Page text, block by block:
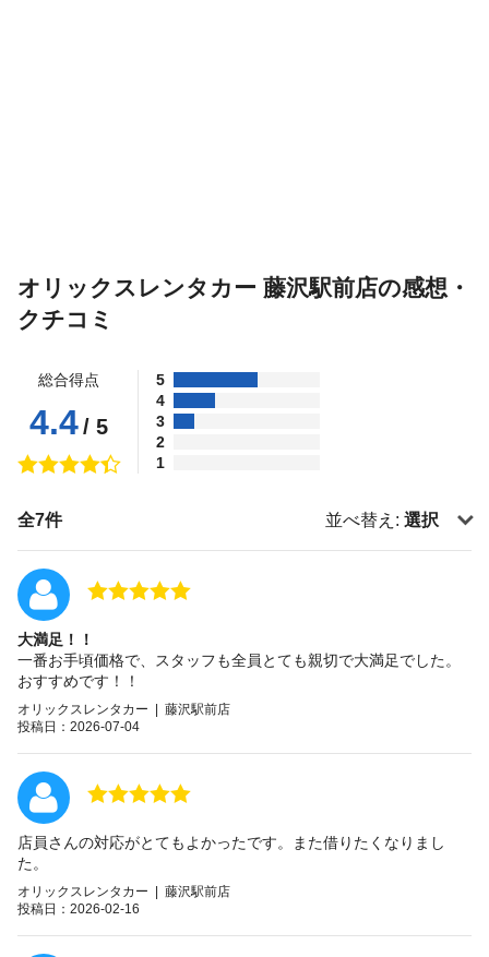
オリックスレンタカー 藤沢駅前店の感想・
クチコミ
総合得点
4.4/ 5
5
4
3
2
1
全7件 並べ替え: 選択
大満足！！
一番お手頃価格で、スタッフも全員とても親切で大満足でした。
おすすめです！！
オリックスレンタカー | 藤沢駅前店
投稿日：2026-07-04
店員さんの対応がとてもよかったです。また借りたくなりまし
た。
オリックスレンタカー | 藤沢駅前店
投稿日：2026-02-16